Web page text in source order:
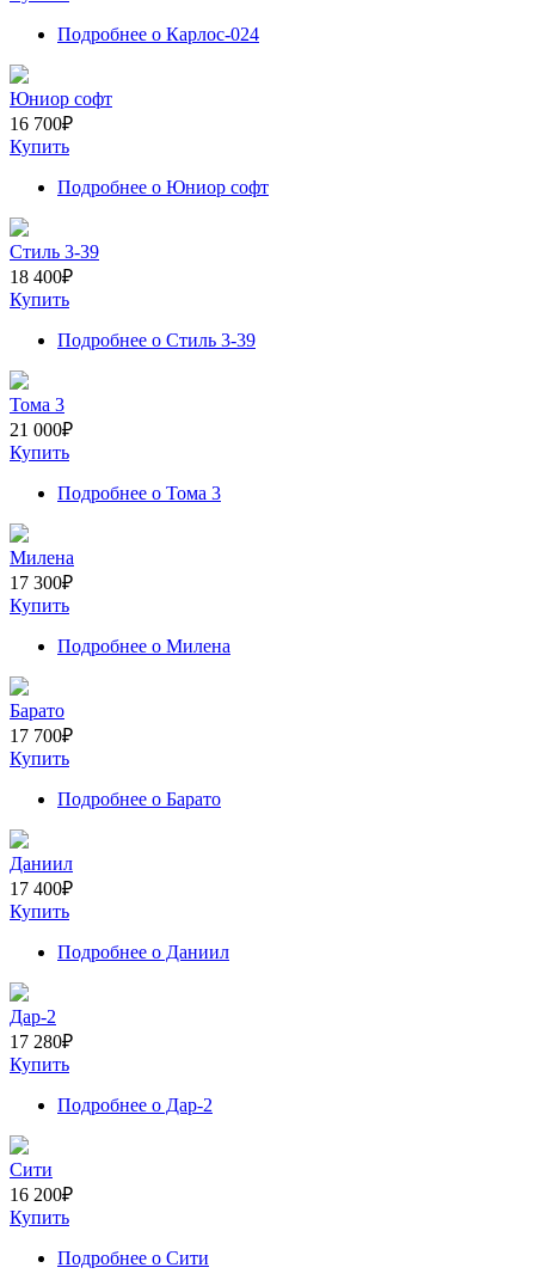
Подробнее о Карлос-024
Юниор софт
16 700₽
Купить
Подробнее о Юниор софт
Стиль 3-39
18 400₽
Купить
Подробнее о Стиль 3-39
Тома 3
21 000₽
Купить
Подробнее о Тома 3
Милена
17 300₽
Купить
Подробнее о Милена
Барато
17 700₽
Купить
Подробнее о Барато
Даниил
17 400₽
Купить
Подробнее о Даниил
Дар-2
17 280₽
Купить
Подробнее о Дар-2
Сити
16 200₽
Купить
Подробнее о Сити